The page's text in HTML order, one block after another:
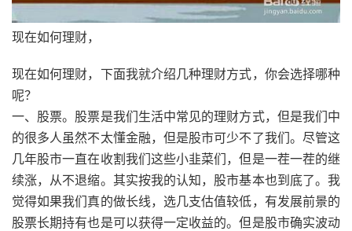
现在如何理财，
现在如何理财，下面我就介绍几种理财方式，你会选择哪种
呢？
一、股票。股票是我们生活中常见的理财方式，但是我们中
的很多人虽然不太懂金融，但是股市可少不了我们。尽管这
几年股市一直在收割我们这些小韭菜们，但是一茬一茬的继
续涨，从不退缩。其实按我的认知，股市基本也到底了。我
觉得如果我们真的做长线，选几支估值较低，有发展前景的
股票长期持有也是可以获得一定收益的。但是股市确实波动